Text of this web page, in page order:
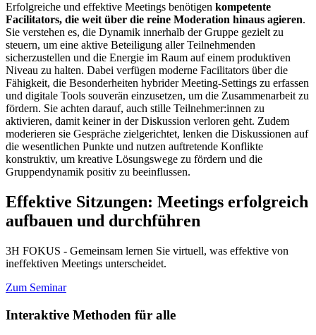
Erfolgreiche und effektive Meetings benötigen kompetente
Facilitators, die weit über die reine Moderation hinaus agieren.
Sie verstehen es, die Dynamik innerhalb der Gruppe gezielt zu
steuern, um eine aktive Beteiligung aller Teilnehmenden
sicherzustellen und die Energie im Raum auf einem produktiven
Niveau zu halten. Dabei verfügen moderne Facilitators über die
Fähigkeit, die Besonderheiten hybrider Meeting-Settings zu erfassen
und digitale Tools souverän einzusetzen, um die Zusammenarbeit zu
fördern. Sie achten darauf, auch stille Teilnehmer:innen zu
aktivieren, damit keiner in der Diskussion verloren geht. Zudem
moderieren sie Gespräche zielgerichtet, lenken die Diskussionen auf
die wesentlichen Punkte und nutzen auftretende Konflikte
konstruktiv, um kreative Lösungswege zu fördern und die
Gruppendynamik positiv zu beeinflussen.
Effektive Sitzungen: Meetings erfolgreich
aufbauen und durchführen
3H FOKUS - Gemeinsam lernen Sie virtuell, was effektive von
ineffektiven Meetings unterscheidet.
Zum Seminar
Interaktive Methoden für alle